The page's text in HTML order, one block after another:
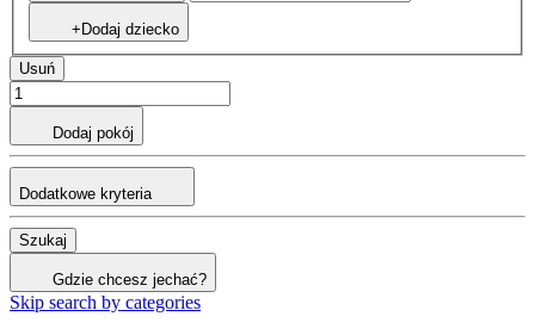
+Dodaj dziecko
Usuń
Dodaj pokój
Dodatkowe kryteria
Szukaj
Gdzie chcesz jechać?
Skip search by categories